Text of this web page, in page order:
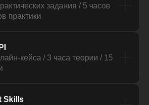
задания / 5 часов
практики
кейса / 3 часа теории / 15
Skills